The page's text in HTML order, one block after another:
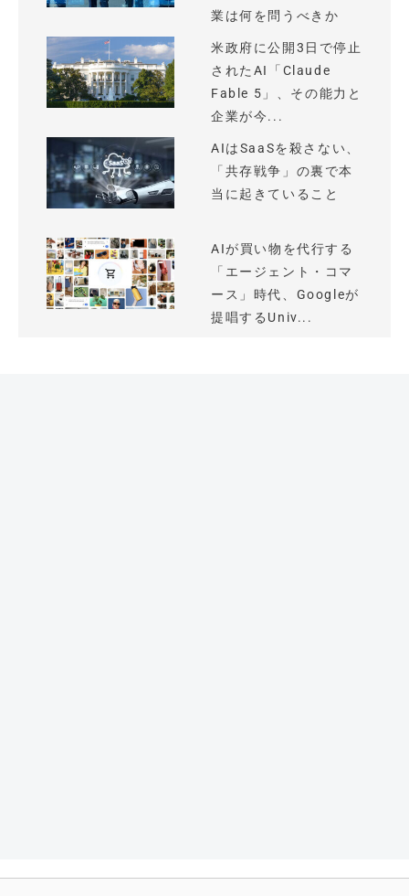
業は何を問うべきか
米政府に公開3日で停止
されたAI「Claude
Fable 5」、その能力と
企業が今...
AIはSaaSを殺さない、
「共存戦争」の裏で本
当に起きていること
AIが買い物を代行する
「エージェント・コマ
ース」時代、Googleが
提唱するUniv...